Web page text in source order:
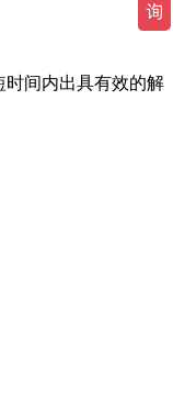
时间内出具有效的解